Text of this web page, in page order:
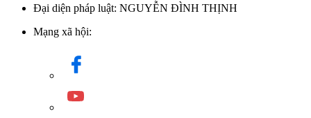
Đại diện pháp luật: NGUYỄN ĐÌNH THỊNH
Mạng xã hội: